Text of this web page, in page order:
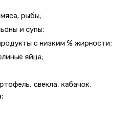
рыбы;
и супы;
с низким % жирности;
яйца;
свекла, кабачок,